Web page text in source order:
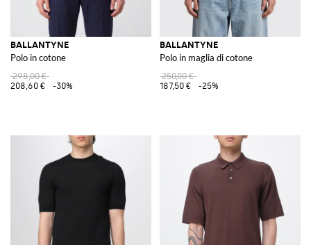
BALLANTYNE
Polo in cotone
298,00 €
208,60 €
-30%
BALLANTYNE
Polo in maglia di cotone
250,00 €
187,50 €
-25%